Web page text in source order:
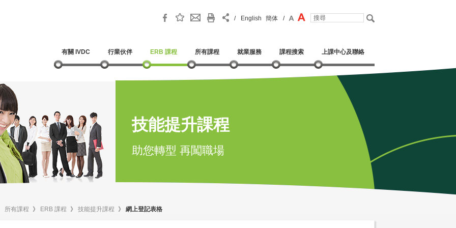
/ English 簡体 /
有關 IVDC 行業伙伴 ERB 課程 所有課程 就業服務 課程搜索 上課中心及聯絡
技能提升課程
助您轉型 再闖職場
所有課程 》 ERB 課程 》 技能提升課程 》 網上登記表格